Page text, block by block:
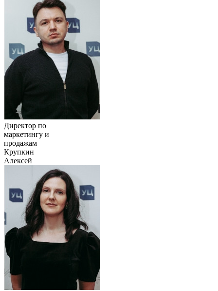
Директор по
маркетингу и
продажам
Крупкин
Алексей